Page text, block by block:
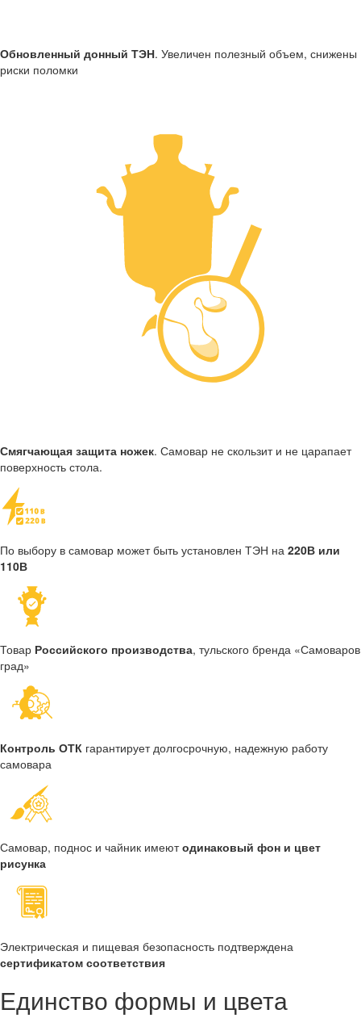
Обновленный донный ТЭН. Увеличен полезный объем, снижены
риски поломки
Смягчающая защита ножек. Самовар не скользит и не царапает
поверхность стола.
По выбору в самовар может быть установлен ТЭН на 220В или
110В
Товар Российского производства, тульского бренда «Самоваров
град»
Контроль ОТК гарантирует долгосрочную, надежную работу
самовара
Самовар, поднос и чайник имеютодинаковый фон и цвет
рисунка
Электрическая и пищевая безопасность подтверждена
сертификатом соответствия
Единство формы и цвета